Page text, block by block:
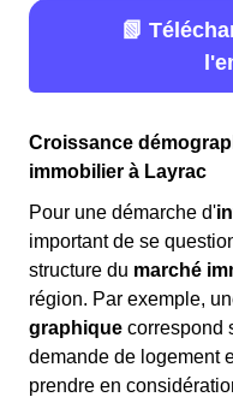
📗
Croissance
immobilier à Layrac
Pour une démarche d'
important de se
structure du marché
région. Par exemple,
graphique correspond
demande de logement
prendre en